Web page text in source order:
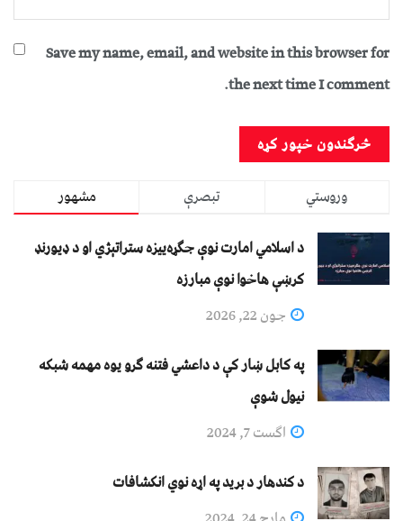
Save my name, email, and website in this browser for
the next time I comment.
مشهور تبصرې
وروستي
د اسلامي امارت نوې جګړه‌ییزه ستراتېژي او د ډیورنډ
کرښې هاخوا نوې مبارزه
جون 22, 2026
په کابل ښار کې د داعشي فتنه ګرو يوه مهمه شبکه
نيول شوې
اگست 7, 2024
د کندهار د برید په اړه نوي انکشافات